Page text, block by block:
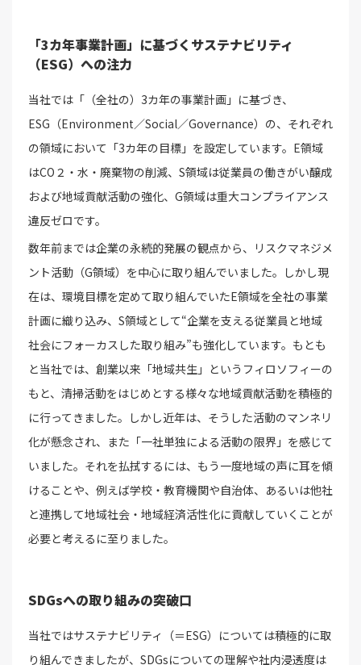
「3カ年事業計画」に基づくサステナビリティ
（ESG）への注力
当社では「（全社の）3カ年の事業計画」に基づき、
ESG（Environment／Social／Governance）の、それぞれ
の領域において「3カ年の目標」を設定しています。E領域
はCO２・水・廃棄物の削減、S領域は従業員の働きがい醸成
および地域貢献活動の強化、G領域は重大コンプライアンス
違反ゼロです。
数年前までは企業の永続的発展の観点から、リスクマネジメ
ント活動（G領域）を中心に取り組んでいました。しかし現
在は、環境目標を定めて取り組んでいたE領域を全社の事業
計画に織り込み、S領域として“企業を支える従業員と地域
社会にフォーカスした取り組み”も強化しています。もとも
と当社では、創業以来「地域共生」というフィロソフィーの
もと、清掃活動をはじめとする様々な地域貢献活動を積極的
に行ってきました。しかし近年は、そうした活動のマンネリ
化が懸念され、また「一社単独による活動の限界」を感じて
いました。それを払拭するには、もう一度地域の声に耳を傾
けることや、例えば学校・教育機関や自治体、あるいは他社
と連携して地域社会・地域経済活性化に貢献していくことが
必要と考えるに至りました。
SDGsへの取り組みの突破口
当社ではサステナビリティ（＝ESG）については積極的に取
り組んできましたが、SDGsについての理解や社内浸透度は